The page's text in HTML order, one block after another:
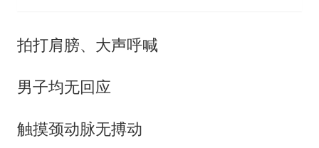
拍打肩膀、大声呼喊
男子均无回应
触摸颈动脉无搏动